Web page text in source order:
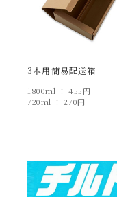
3本用簡易配送箱
1800ml ： 455円
720ml ： 270円